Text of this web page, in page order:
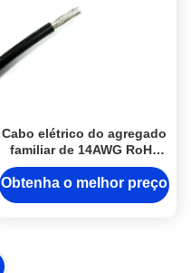
Cabo elétrico do agregado
familiar de 14AWG RoHs
UL1015 para o
equipamento
Obtenha o melhor preço